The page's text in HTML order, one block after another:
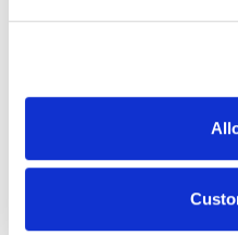
Didžiausia, dar niekur
personalizuota šeimos
iliustruotas asmeninis
Knygą“ dabar!
Skirta visai šeimai